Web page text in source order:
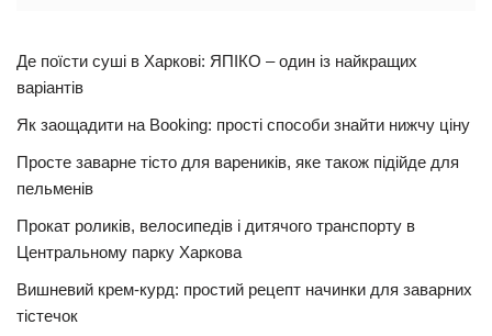
Де поїсти суші в Харкові: ЯПІКО – один із найкращих
варіантів
Як заощадити на Booking: прості способи знайти нижчу ціну
Просте заварне тісто для вареників, яке також підійде для
пельменів
Прокат роликів, велосипедів і дитячого транспорту в
Центральному парку Харкова
Вишневий крем-курд: простий рецепт начинки для заварних
тістечок